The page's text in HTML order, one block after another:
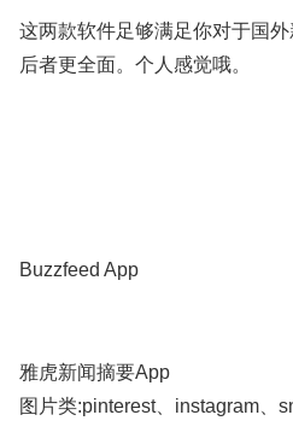
这两款软件足够满足你对于国
后者更全面。个人感觉哦。
Buzzfeed App
雅虎新闻摘要App
图片类:pinterest、instagram、